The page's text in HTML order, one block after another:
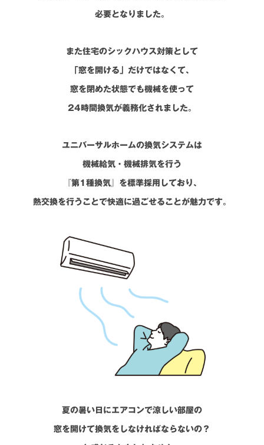
必要となりました。
また住宅のシックハウス対策として
「窓を開ける」だけではなくて、
窓を閉めた状態でも機械を使って
24時間換気が義務化されました。
ユニバーサルホームの換気システムは
機械給気・機械排気を行う
『第1種換気』を標準採用しており、
熱交換を行うことで快適に過ごせることが魅力です。
夏の暑い日にエアコンで涼しい部屋の
窓を開けて換気をしなければならないの？